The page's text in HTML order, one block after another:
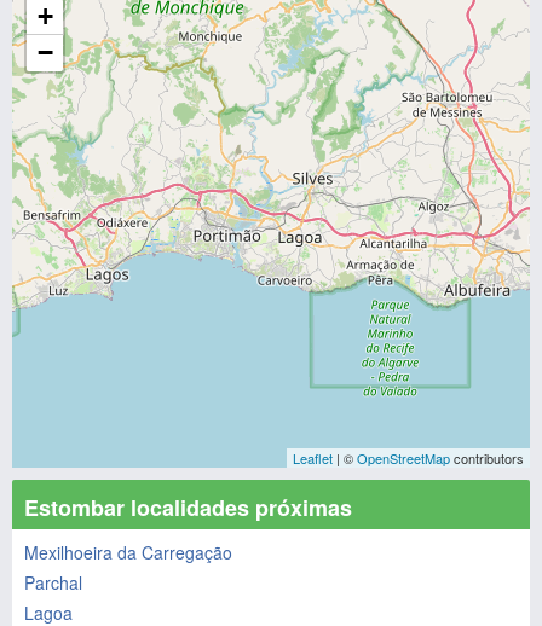
+
−
Leaflet | ©OpenStreetMapcontributors
Estombar localidades próximas
Mexilhoeira da Carregação
Parchal
Lagoa